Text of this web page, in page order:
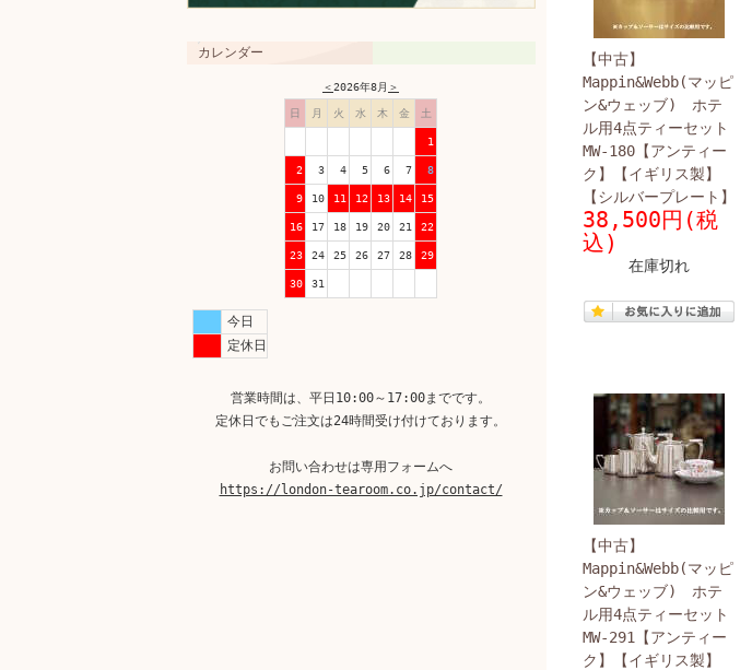
カレンダー
＜2026年8月 ＞
日 月 火 水 木 金 土
1
2 3 4 5 6 7 8
9 10 11 12 13 14 15
16 17 18 19 20 21 22
23 24 25 26 27 28 29
30 31
今日
定休日
営業時間は、平日10:00～17:00までです。
定休日でもご注文は24時間受け付けております。
お問い合わせは専用フォームへ
https://london-tearoom.co.jp/contact/
【中古】
Mappin&Webb(マッピ
ン&ウェッブ) ホテ
ル用4点ティーセット
MW-180【アンティー
ク】【イギリス製】
【シルバープレート】
38,500円(税
込)
在庫切れ
【中古】
Mappin&Webb(マッピ
ン&ウェッブ) ホテ
ル用4点ティーセット
MW-291【アンティー
ク】【イギリス製】